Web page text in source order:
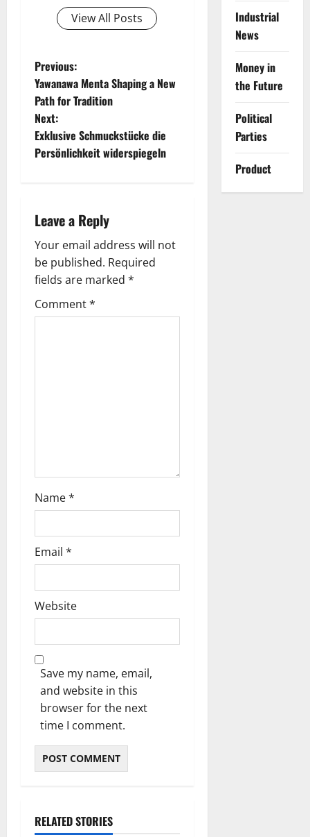
View All Posts
P
o
s
t
a
v
i
g
Previous:
Yawanawa Menta Shaping a New
Path for Tradition
Next:
Exklusive Schmuckstücke die
Persönlichkeit widerspiegeln
Leave a Reply
Your email address will not
be published. Required
fields are marked *
Comment*
Name*
Email *
Website
Save my name, email,
and website in this
browser for the next
time I comment.
RELATED STORIES
Blog
Industrial
News
Money in
the Future
Political
Parties
Product